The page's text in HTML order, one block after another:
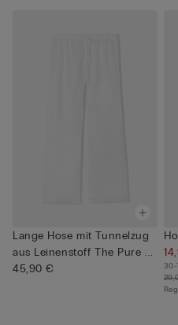
Lange Hose mit Tunnelzug
aus Leinenstoff The Pure ...
45,90 €
30-